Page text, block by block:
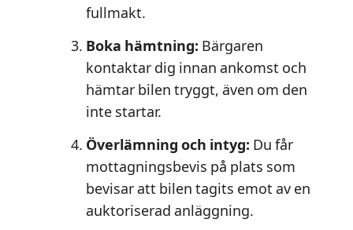
fullmakt.
Boka hämtning: Bärgaren
kontaktar dig innan ankomst och
hämtar bilen tryggt, även om den
inte startar.
Överlämning och intyg: Du får
mottagningsbevis på plats som
bevisar att bilen tagits emot av en
auktoriserad anläggning.